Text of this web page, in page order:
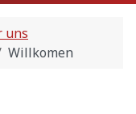
uns
Willkomen